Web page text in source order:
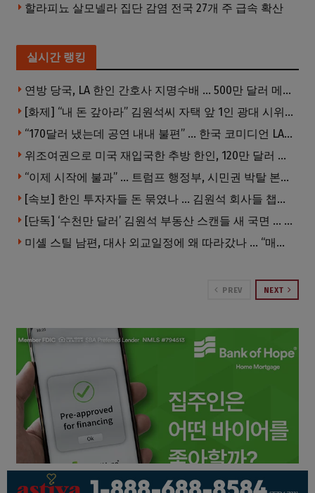
할라피뇨 살모넬라 집단 감염 전국 27개 주 급속 확산
실시간 랭킹
연방 당국, LA 한인 간호사 지명수배 … 500만 달러 메디캐어 사기, 선고 직전 한국 도주
[화제] “내 돈 갚아라” 김원석씨 자택 앞 1인 광대 시위 … 한인 투자사, “108만 달러 못받아”
“170달러 냈는데 공연 내내 불편” … 한국 코미디언 LA공연, 음향 불량에 외모 비하 개그 논란
위조여권으로 미국 재입국한 추방 한인, 120만 달러 은행 사기 행각
“이제 시작에 불과” … 트럼프 행정부, 시민권 박탈 본격화
[속보] 한인 투자자들 돈 묶였나 … 김원석 회사들 챕터7 강제파산·자진파산 잇따라 신청
[단독] ‘수천만 달러’ 김원석 부동산 스캔들 새 국면 … 한인 투자자들 소송 잇따라 ‘디폴트’ 절차
미셸 스틸 남편, 대사 외교일정에 왜 따라갔나 … “매우 이례적”
PREV NEXT